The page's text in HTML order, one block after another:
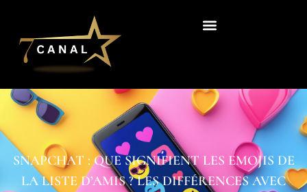
SNAPCHAT : QUE SIGNIFIENT LES EMOJIS DE
LA LISTE D’AMIS ? LES DIFFÉRENCES AVEC